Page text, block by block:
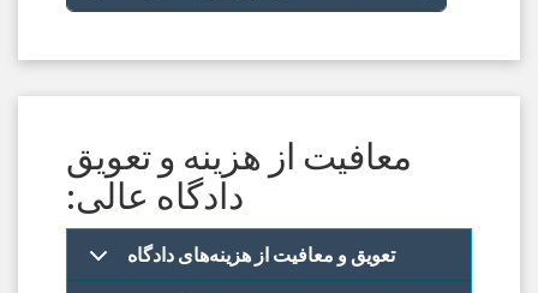
معافیت از هزینه و تعویق
دادگاه عالی:
تعویق و معافیت از هزینه‌های دادگاه